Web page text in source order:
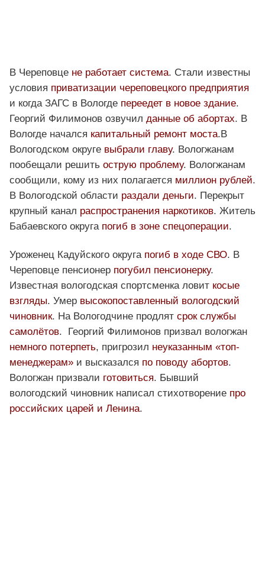
В Череповце не работает система. Стали известны
условия приватизации череповецкого предприятия
и когда ЗАГС в Вологде переедет в новое здание.
Георгий Филимонов озвучил данные об абортах. В
Вологде начался капитальный ремонт моста.В
Вологодском округе выбрали главу. Вологжанам
пообещали решить острую проблему. Вологжанам
сообщили, кому из них полагается миллион рублей.
В Вологодской области раздали деньги. Перекрыт
крупный канал распространения наркотиков. Житель
Бабаевского округа погиб в зоне спецоперации.
Уроженец Кадуйского округа погиб в ходе СВО. В
Череповце пенсионер погубил пенсионерку.
Известная вологодская спортсменка ловит косые
взгляды. Умер высокопоставленный вологодский
чиновник. На Вологодчине продлят срок службы
самолётов. Георгий Филимонов призвал вологжан
немного потерпеть, пригрозил неуказанным «топ-
менеджерам» и высказался по поводу абортов.
Вологжан призвали готовиться. Бывший
вологодский чиновник написал стихотворение про
российских царей и Ленина.